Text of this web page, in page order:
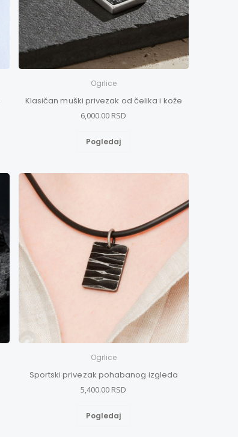
Ogrlice
Klasičan muški privezak od čelika i kože
6,000.00 RSD
Pogledaj
Ogrlice
Sportski privezak pohabanog izgleda
5,400.00 RSD
Pogledaj